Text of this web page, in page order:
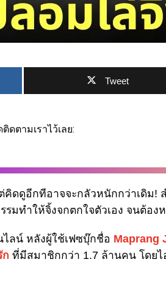
Tweet
ตามเราไว้เลย:
ดดูอีกทีอาจจะกลัวหนักกว่าเดิม! ส
มทำให้จิ้งจกตกใจตัวเอง จนต้อง
ลน์ หลังผู้ใช้เฟซบุ๊กชื่อ Maprang
ก ที่มีสมาชิกกว่า 1.7 ล้านคน โดย